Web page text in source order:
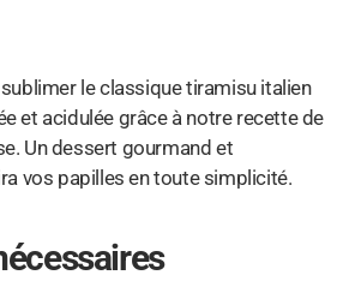
le classique tiramisu italien
et acidulée grâce à notre recette de
Un dessert gourmand et
vos papilles en toute simplicité.